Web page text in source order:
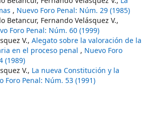
, Nuevo Foro Penal: Núm. 29 (1985)
Betancur, Fernando Velásquez V.,
Foro Penal: Núm. 60 (1999)
V., Alegato sobre la valoración de la
en el proceso penal , Nuevo Foro
(1989)
V., La nueva Constitución y la
Foro Penal: Núm. 53 (1991)